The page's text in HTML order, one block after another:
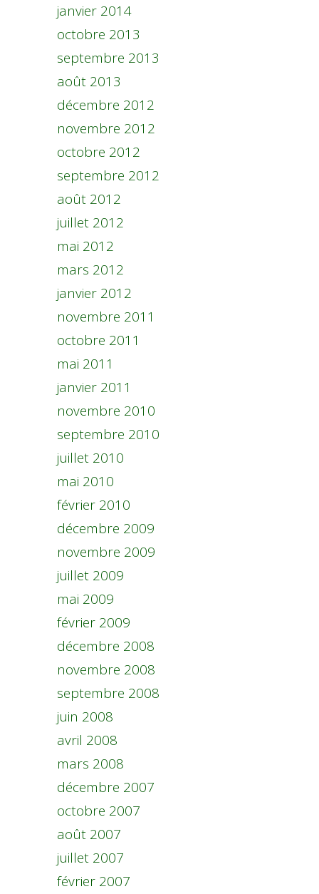
janvier 2014
octobre 2013
septembre 2013
août 2013
décembre 2012
novembre 2012
octobre 2012
septembre 2012
août 2012
juillet 2012
mai 2012
mars 2012
janvier 2012
novembre 2011
octobre 2011
mai 2011
janvier 2011
novembre 2010
septembre 2010
juillet 2010
mai 2010
février 2010
décembre 2009
novembre 2009
juillet 2009
mai 2009
février 2009
décembre 2008
novembre 2008
septembre 2008
juin 2008
avril 2008
mars 2008
décembre 2007
octobre 2007
août 2007
juillet 2007
février 2007